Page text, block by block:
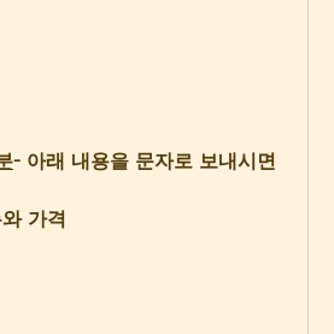
- 아래 내용을 문자로 보내시면
가격